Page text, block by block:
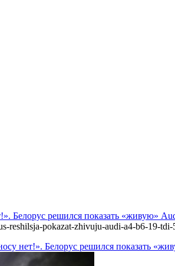
Белорус решился показать «живую»
reshilsja-pokazat-zhivuju-audi-a4-b6-19-
нет!». Белорус решился показать